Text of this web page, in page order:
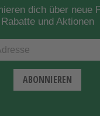
dich über neue
Rabatte und Aktionen